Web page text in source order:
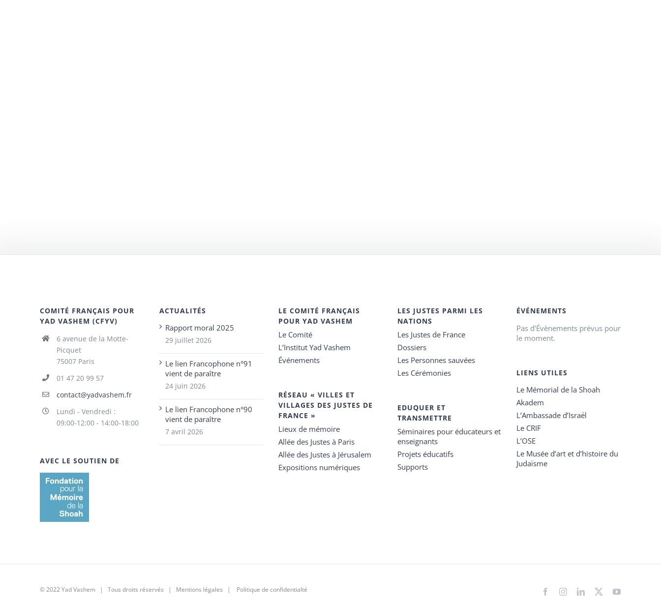
COMITÉ FRANÇAIS POUR
YAD VASHEM (CFYV)
6 avenue de la Motte-
Picquet
75007 Paris
01 47 20 99 57
contact@yadvashem.fr
Lundi - Vendredi :
09:00-12:00 - 14:00-18:00
AVEC LE SOUTIEN DE
ACTUALITÉS
Rapport moral 2025
29 juillet 2026
Le lien Francophone n°91
vient de paraître
24 juin 2026
Le lien Francophone n°90
vient de paraître
7 avril 2026
LE COMITÉ FRANÇAIS
POUR YAD VASHEM
Le Comité
L’Institut Yad Vashem
Événements
RÉSEAU « VILLES ET
VILLAGES DES JUSTES DE
FRANCE »
Lieux de mémoire
Allée des Justes à Paris
Allée des Justes à Jérusalem
Expositions numériques
LES JUSTES PARMI LES
NATIONS
Les Justes de France
Dossiers
Les Personnes sauvées
Les Cérémonies
EDUQUER ET
TRANSMETTRE
Séminaires pour éducateurs et
enseignants
Projets éducatifs
Supports
ÉVÉNEMENTS
Pas d'Évènements prévus pour
le moment.
LIENS UTILES
Le Mémorial de la Shoah
Akadem
L’Ambassade d’Israël
Le CRIF
L’OSE
Le Musée d’art et d’histoire du
Judaïsme
© 2022 Yad Vashem | Tous droits réservés | Mentions légales | Politique de confidentialté FacebookInstagramLinkedIn
X YouTube